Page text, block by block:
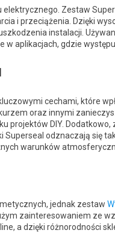
Zestaw
i przeciążenia. Dzięki
instalacji.
w aplikacjach, gdzie
cechami, które
oraz innymi
projektów DIY.
odznaczają się
warunków
jednak zestaw
zainteresowaniem ze
a dzięki różnorodności